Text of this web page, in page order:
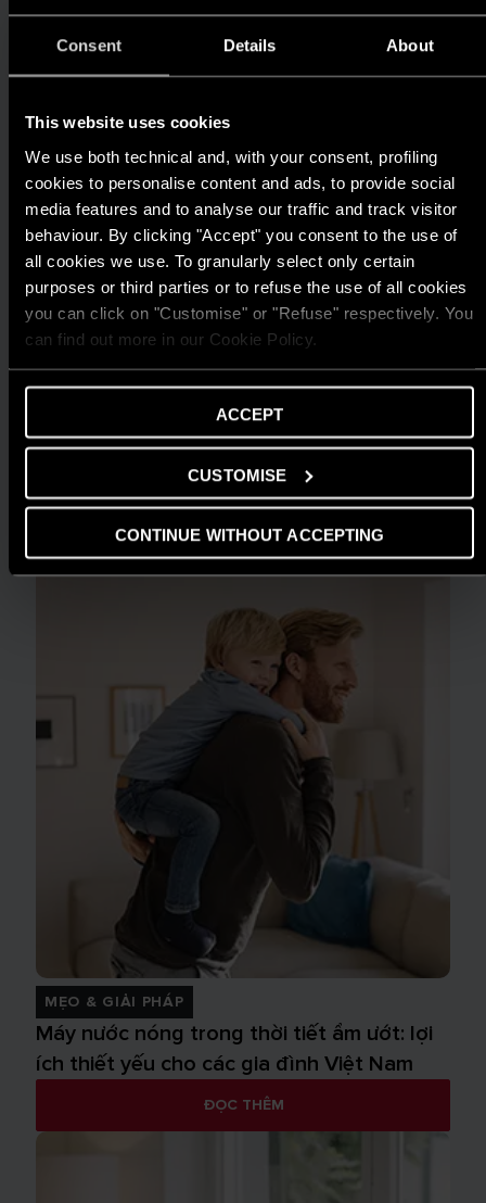
Consent Details About
This website uses cookies
We use both technical and, with your consent, profiling
cookies to personalise content and ads, to provide social
media features and to analyse our traffic and track visitor
behaviour. By clicking "Accept" you consent to the use of
all cookies we use. To granularly select only certain
purposes or third parties or to refuse the use of all cookies
you can click on "Customise" or "Refuse" respectively. You
can find out more in our Cookie Policy.
ACCEPT
CUSTOMISE
CONTINUE WITHOUT ACCEPTING
ARISTON THIẾT LẬP CHUẨN MỰC MỚI
CHO GIẢI PHÁP NƯỚC NÓNG TẠI GIẢI
THƯỞNG HIỆU QUẢ NĂNG LƯỢNG 2025
ĐỌC THÊM
MẸO & GIẢI PHÁP
Máy nước nóng trong thời tiết ẩm ướt: lợi
ích thiết yếu cho các gia đình Việt Nam
ĐỌC THÊM